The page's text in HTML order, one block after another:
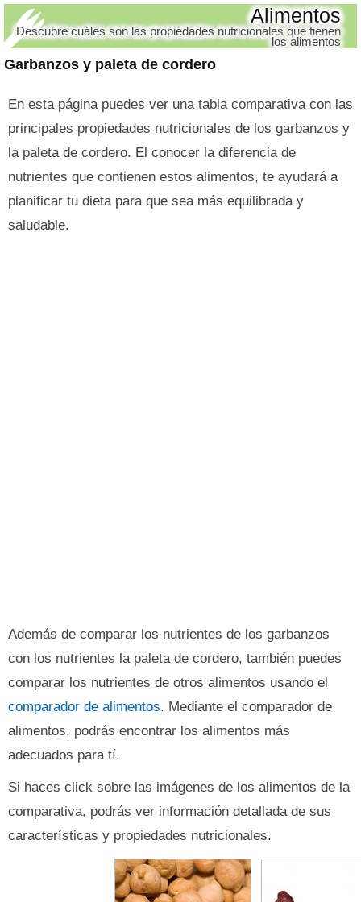
Garbanzos y paleta de cordero
Alimentos
Descubre cuáles son las propiedades nutricionales que tienen
los alimentos
En esta página puedes ver una tabla comparativa con las
principales propiedades nutricionales de los garbanzos y
la paleta de cordero. El conocer la diferencia de
nutrientes que contienen estos alimentos, te ayudará a
planificar tu dieta para que sea más equilibrada y
saludable.
Además de comparar los nutrientes de los garbanzos
con los nutrientes la paleta de cordero, también puedes
comparar los nutrientes de otros alimentos usando el
comparador de alimentos. Mediante el comparador de
alimentos, podrás encontrar los alimentos más
adecuados para tí.
Si haces click sobre las imágenes de los alimentos de la
comparativa, podrás ver información detallada de sus
características y propiedades nutricionales.